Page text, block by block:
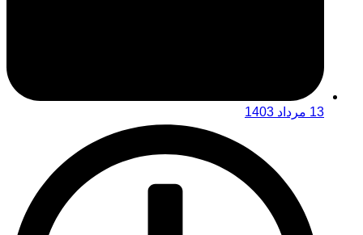
13 مرداد 1403